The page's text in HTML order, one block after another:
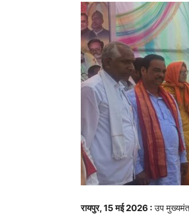
रायपुर, 15 मई 2026 :उप